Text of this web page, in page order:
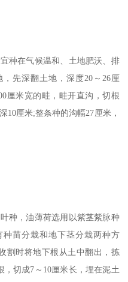
种在气候温和、土地肥沃、排
先深翻土地，深度20～26厘
厘米宽的畦，畦开直沟，切根
10厘米;整条种的沟幅27厘米，
种，油薄荷选用以紫茎紫脉种
苗分栽和地下茎分栽两种方
割时将地下根从土中翻出，拣
切成7～10厘米长，埋在泥土